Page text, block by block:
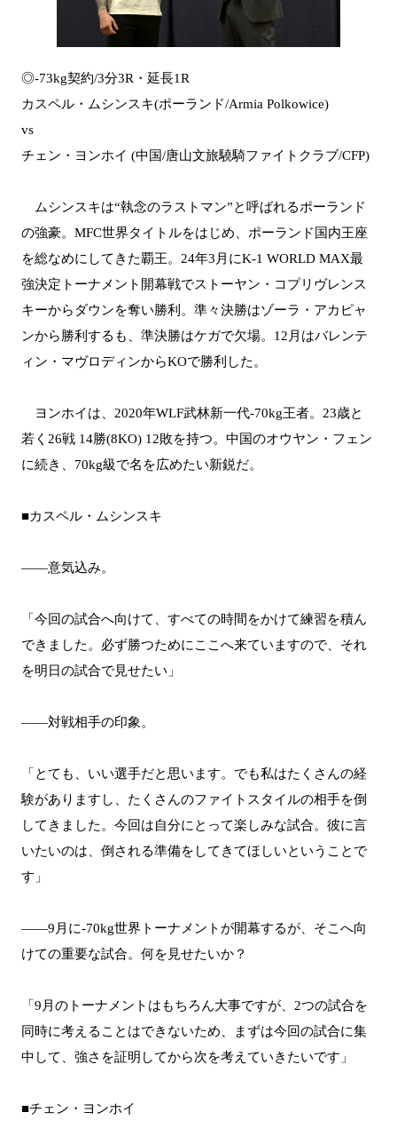
◎-73kg契約/3分3R・延長1R
カスペル・ムシンスキ(ポーランド/Armia Polkowice)
vs
チェン・ヨンホイ (中国/唐山文旅驍騎ファイトクラブ/CFP)
ムシンスキは“執念のラストマン”と呼ばれるポーランド
の強豪。MFC世界タイトルをはじめ、ポーランド国内王座
を総なめにしてきた覇王。24年3月にK-1 WORLD MAX最
強決定トーナメント開幕戦でストーヤン・コプリヴレンス
キーからダウンを奪い勝利。準々決勝はゾーラ・アカピャ
ンから勝利するも、準決勝はケガで欠場。12月はバレンテ
ィン・マヴロディンからKOで勝利した。
ヨンホイは、2020年WLF武林新一代-70kg王者。23歳と
若く26戦 14勝(8KO) 12敗を持つ。中国のオウヤン・フェン
に続き、70kg級で名を広めたい新鋭だ。
■カスペル・ムシンスキ
――意気込み。
「今回の試合へ向けて、すべての時間をかけて練習を積ん
できました。必ず勝つためにここへ来ていますので、それ
を明日の試合で見せたい」
――対戦相手の印象。
「とても、いい選手だと思います。でも私はたくさんの経
験がありますし、たくさんのファイトスタイルの相手を倒
してきました。今回は自分にとって楽しみな試合。彼に言
いたいのは、倒される準備をしてきてほしいということで
す」
――9月に-70kg世界トーナメントが開幕するが、そこへ向
けての重要な試合。何を見せたいか？
「9月のトーナメントはもちろん大事ですが、2つの試合を
同時に考えることはできないため、まずは今回の試合に集
中して、強さを証明してから次を考えていきたいです」
■チェン・ヨンホイ